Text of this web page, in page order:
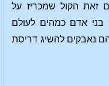
זאת הקול שמכריז על
אדם כמהים לעולם
נאבקים להשיג דריסת